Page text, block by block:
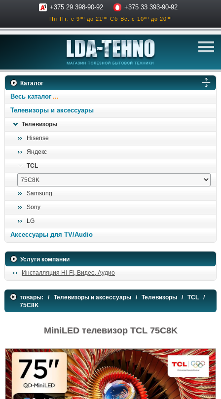
+375 29 398-90-92 +375 33 393-90-92
Пн-Пт: с 9ºº до 21ºº Сб-Вс: с 10ºº до 20ºº
телевизоры
звук и акустика
отопительные котлы
Каталог
Весь каталог
Телевизоры и аксессуары
Телевизоры
Hisense
Яндекс
TCL
Samsung
Sony
LG
Аксессуары для TV/Audio
Услуги компании
Инсталляция Hi-Fi, Видео, Аудио
товары: / Телевизоры и аксессуары / Телевизоры / TCL /
75C8K
MiniLED телевизор TCL 75C8K